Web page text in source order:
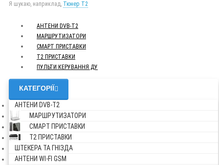
Я шукаю, наприклад, Тюнер T2
АНТЕНИ DVB-Т2
МАРШРУТИЗАТОРИ
СМАРТ ПРИСТАВКИ
Т2 ПРИСТАВКИ
ПУЛЬТИ КЕРУВАННЯ ДУ
КАТЕГОРІЇ
АНТЕНИ DVB-Т2
МАРШРУТИЗАТОРИ
СМАРТ ПРИСТАВКИ
Т2 ПРИСТАВКИ
ШТЕКЕРА ТА ГНІЗДА
АНТЕНИ WI-FI GSM